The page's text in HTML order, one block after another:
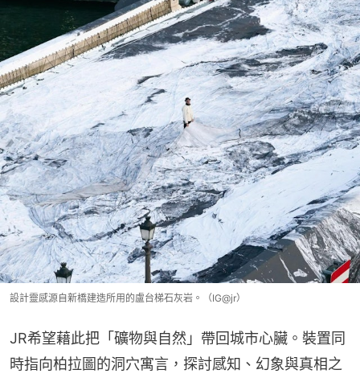
設計靈感源自新橋建造所用的盧台梯石灰岩。（IG@jr）
JR希望藉此把「礦物與自然」帶回城市心臟。裝置同
時指向柏拉圖的洞穴寓言，探討感知、幻象與真相之